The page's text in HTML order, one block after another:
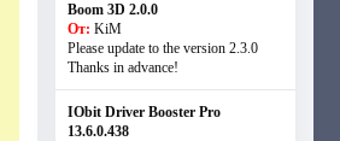
Boom 3D 2.0.0
От: KiM
Please update to the version 2.3.0
Thanks in advance!
IObit Driver Booster Pro
13.6.0.438